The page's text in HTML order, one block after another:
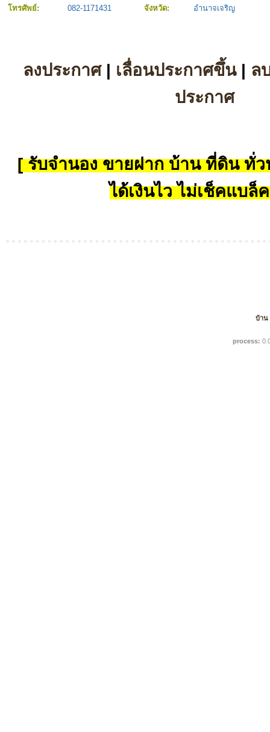
โทรศัพย์:
082-1171431 จังหวัด: อำนาจเจริญ
ลงประกาศ| เลื่อนประกาศขึ้น| ล
ประกาศ
[ รับจำนอง ขายฝาก บ้าน ที่ดิน ทั่ว
ได้เงินไว ไม่เช็คแบล็
บ้าน
process: